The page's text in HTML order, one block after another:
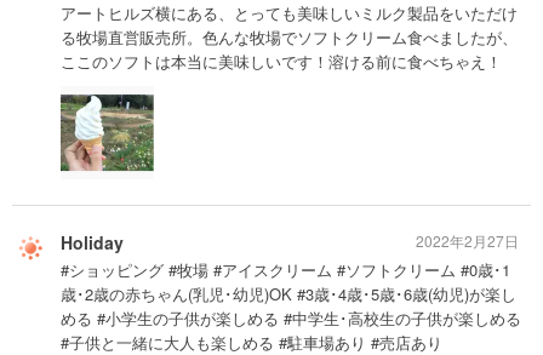
アートヒルズ横にある、とっても美味しいミルク製品をいただけ
る牧場直営販売所。色んな牧場でソフトクリーム食べましたが、
ここのソフトは本当に美味しいです！溶ける前に食べちゃえ！
Holiday
#ショッピング #牧場 #アイスクリーム #ソフトクリーム #0歳･1
歳･2歳の赤ちゃん(乳児･幼児)OK #3歳･4歳･5歳･6歳(幼児)が楽し
める #小学生の子供が楽しめる #中学生･高校生の子供が楽しめる
#子供と一緒に大人も楽しめる #駐車場あり #売店あり
2022年2月27日